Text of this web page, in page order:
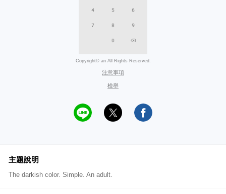
Copyright© an All Rights Reserved.
注意事項
檢舉
主題說明
The darkish color. Simple. An adult.